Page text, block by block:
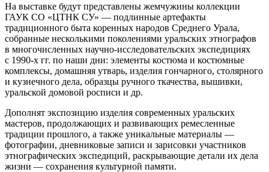
На выставке будут представлены жемчужины коллекции
ГАУК СО «ЦТНК СУ» — подлинные артефакты
традиционного быта коренных народов Среднего Урала,
собранные несколькими поколениями уральских этнографов
в многочисленных научно-исследовательских экспедициях
с 1990-х гг. по наши дни: элементы костюма и костюмные
комплексы, домашняя утварь, изделия гончарного, столярного
и кузнечного дела, образцы ручного ткачества, вышивки,
уральской домовой росписи и др.
Дополнят экспозицию изделия современных уральских
мастеров, продолжающих и развивающих ремесленные
традиции прошлого, а также уникальные материалы —
фотографии, дневниковые записи и зарисовки участников
этнографических экспедиций, раскрывающие детали их дела
жизни — сохранения культурной памяти.